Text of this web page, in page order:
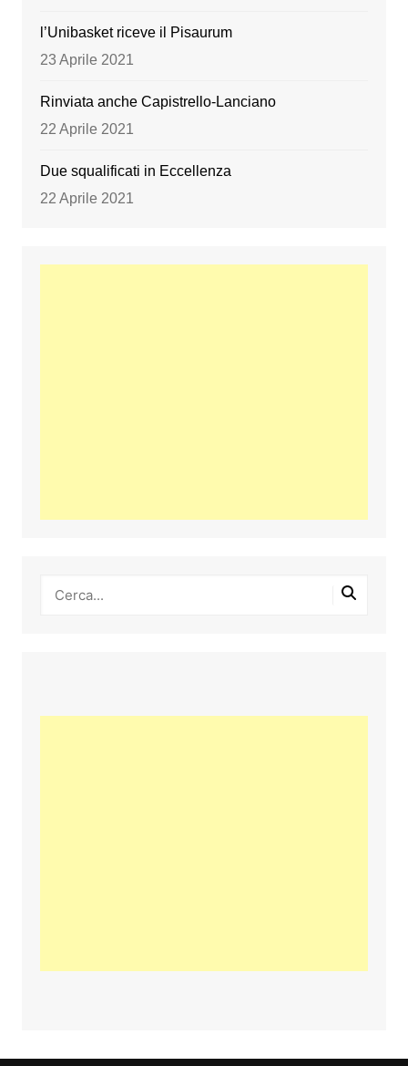
l’Unibasket riceve il Pisaurum
23 Aprile 2021
Rinviata anche Capistrello-Lanciano
22 Aprile 2021
Due squalificati in Eccellenza
22 Aprile 2021